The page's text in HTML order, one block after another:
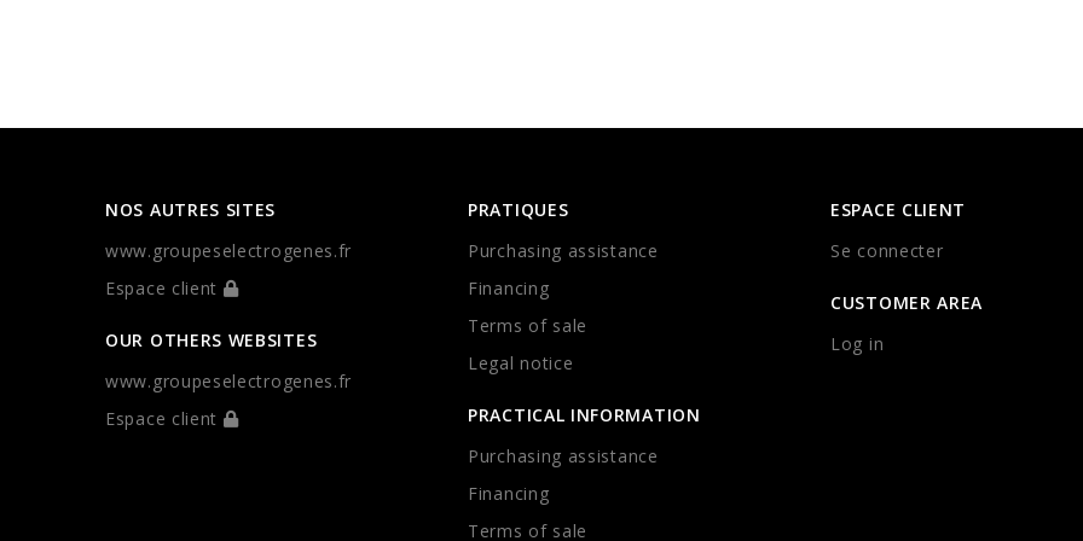
NOS AUTRES SITES
www.groupeselectrogenes.fr
Espace client
OUR OTHERS WEBSITES
www.groupeselectrogenes.fr
Espace client
PRATIQUES
Purchasing assistance
Financing
Terms of sale
Legal notice
PRACTICAL INFORMATION
Purchasing assistance
Financing
Terms of sale
ESPACE CLIENT
Se connecter
CUSTOMER AREA
Log in